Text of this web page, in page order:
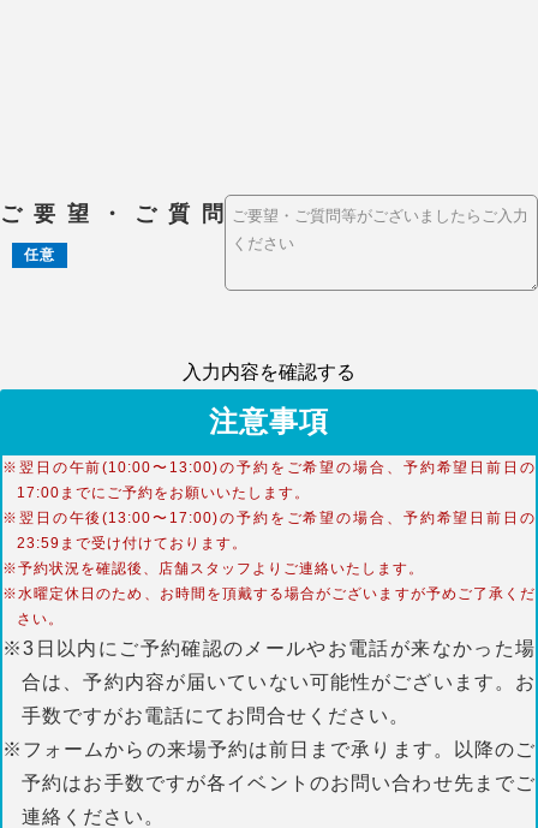
ご要望・ご質問
任意
入力内容を確認する
注意事項
※翌日の午前(10:00〜13:00)の予約をご希望の場合、予約希望日前日の
17:00までにご予約をお願いいたします。
※翌日の午後(13:00〜17:00)の予約をご希望の場合、予約希望日前日の
23:59まで受け付けております。
※予約状況を確認後、店舗スタッフよりご連絡いたします。
※水曜定休日のため、お時間を頂戴する場合がございますが予めご了承くだ
さい。
※3日以内にご予約確認のメールやお電話が来なかった場
合は、予約内容が届いていない可能性がございます。お
手数ですがお電話にてお問合せください。
※フォームからの来場予約は前日まで承ります。以降のご
予約はお手数ですが各イベントのお問い合わせ先までご
連絡ください。